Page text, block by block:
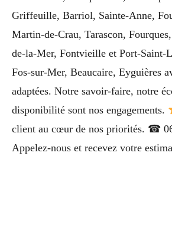
Griffeuille, Barriol, Sainte-Anne,
Martin-de-Crau, Tarascon,
de-la-Mer, Fontvieille et Port-Saint-
Fos-sur-Mer, Beaucaire, Eyguières
adaptées. Notre savoir-faire, notre
disponibilité sont nos engagements.
client au cœur de nos priorités. ☎
Appelez-nous et recevez votre